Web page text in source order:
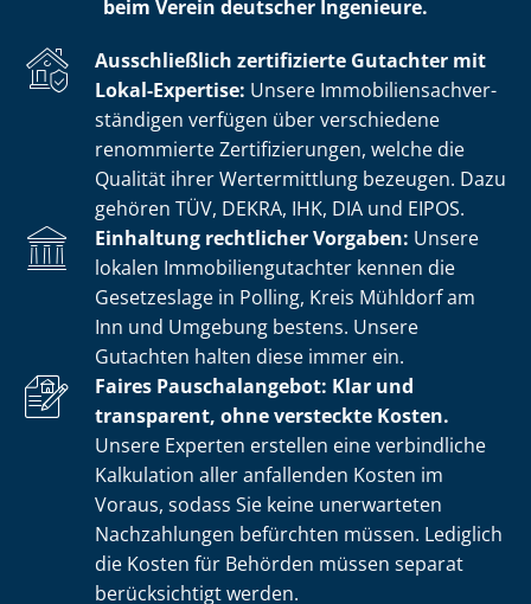
beim Verein deutscher Ingenieure.
Ausschließlich zertifizierte Gutachter mit
Lokal-Expertise: Unsere Im­mo­bi­li­en­sach­ver­
stän­di­gen verfügen über verschiedene
renommierte Zer­ti­fi­zie­run­gen, welche die
Qualität ihrer Wertermittlung bezeugen. Dazu
gehören TÜV, DEKRA, IHK, DIA und EIPOS.
Einhaltung rechtlicher Vorgaben: Unsere
lokalen Im­mo­bi­li­en­gut­ach­ter kennen die
Gesetzeslage in Polling, Kreis Mühldorf am
Inn und Umgebung bestens. Unsere
Gutachten halten diese immer ein.
Faires Pauschalangebot: Klar und
transparent, ohne versteckte Kosten.
Unsere Experten erstellen eine verbindliche
Kalkulation aller anfallenden Kosten im
Voraus, sodass Sie keine unerwarteten
Nachzahlungen befürchten müssen. Lediglich
die Kosten für Behörden müssen separat
berücksichtigt werden.